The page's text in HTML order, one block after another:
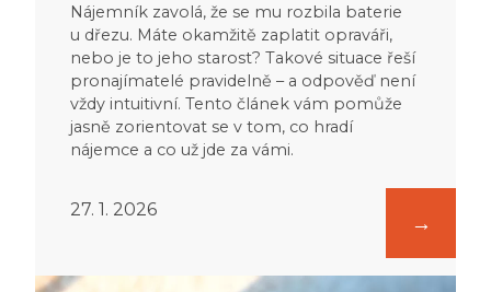
Nájemník zavolá, že se mu rozbila baterie
u dřezu. Máte okamžitě zaplatit opraváři,
nebo je to jeho starost? Takové situace řeší
pronajímatelé pravidelně – a odpověď není
vždy intuitivní. Tento článek vám pomůže
jasně zorientovat se v tom, co hradí
nájemce a co už jde za vámi.
27. 1. 2026